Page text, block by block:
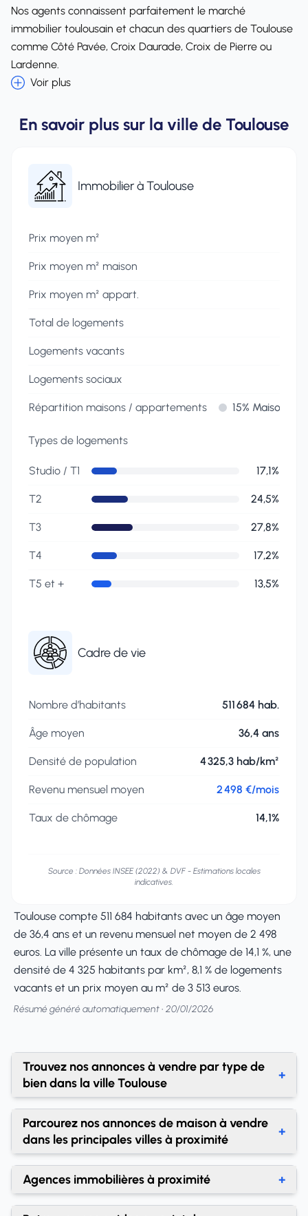
Nos agents connaissent parfaitement le marché
immobilier toulousain et chacun des quartiers de Toulouse
comme Côté Pavée, Croix Daurade, Croix de Pierre ou
Lardenne.
Voir plus
En savoir plus sur la ville de Toulouse
Immobilier à Toulouse
Statistiques immobilières
Prix moyen m²
Prix moyen m² maison
Prix moyen m² appart.
Total de logements
Logements vacants
Logements sociaux
Répartition maisons / appartements 15% Maisons
Types de logements
Répartition par nombre de pièces
Studio / T1 17,1%
T2 24,5%
T3 27,8%
T4 17,2%
T5 et + 13,5%
Cadre de vie
Statistiques socio-démographiques
Nombre d’habitants 511 684 hab.
Âge moyen 36,4 ans
Densité de population 4 325,3 hab/km²
Revenu mensuel moyen 2 498 €/mois
Taux de chômage 14,1%
Source : Données INSEE (2022) & DVF - Estimations locales
indicatives.
Toulouse compte 511 684 habitants avec un âge moyen
de 36,4 ans et un revenu mensuel net moyen de 2 498
euros. La ville présente un taux de chômage de 14,1 %, une
densité de 4 325 habitants par km², 8,1 % de logements
vacants et un prix moyen au m² de 3 513 euros.
Résumé généré automatiquement • 20/01/2026
Trouvez nos annonces à vendre par type de
bien dans la ville Toulouse
+
Achat studio (T1) Toulouse
Achat T2 Toulouse
Achat T3 Toulouse
Achat T4 Toulouse
Parcourez nos annonces de maison à vendre
dans les principales villes à proximité
+
Achat maison Saint-Jean
Achat maison Cornebarrieu
Agences immobilières à proximité +
Agences immobilières Toulouse